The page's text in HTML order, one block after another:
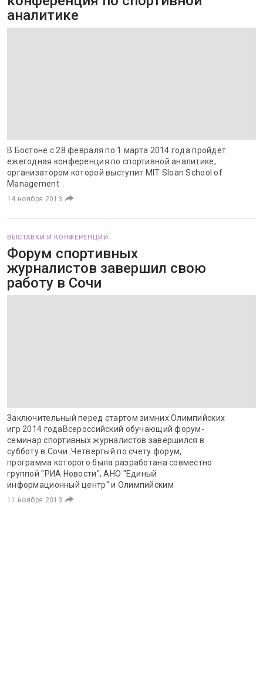
аналитике
В Бостоне с 28 февраля по 1 марта 2014 года пройдет
ежегодная конференция по спортивной аналитике,
организатором которой выступит MIT Sloan School of
Management
14 ноября 2013
ВЫСТАВКИ И КОНФЕРЕНЦИИ
Форум спортивных
журналистов завершил свою
работу в Сочи
Заключительный перед стартом зимних Олимпийских
игр 2014 годаВсероссийский обучающий форум-
семинар спортивных журналистов завершился в
субботу в Сочи. Четвертый по счету форум,
программа которого была разработана совместно
группой "РИА Новости", АНО "Единый
информационный центр" и Олимпийским
11 ноября 2013